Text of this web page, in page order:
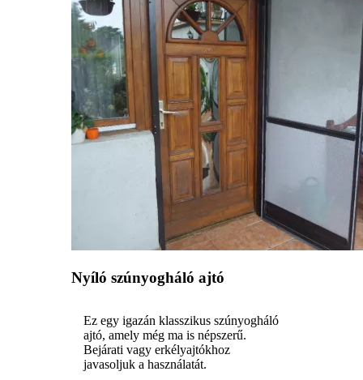
Nyíló szúnyogháló ajtó
Ez egy igazán klasszikus szúnyogháló
ajtó, amely még ma is népszerű.
Bejárati vagy erkélyajtókhoz
javasoljuk a használatát.